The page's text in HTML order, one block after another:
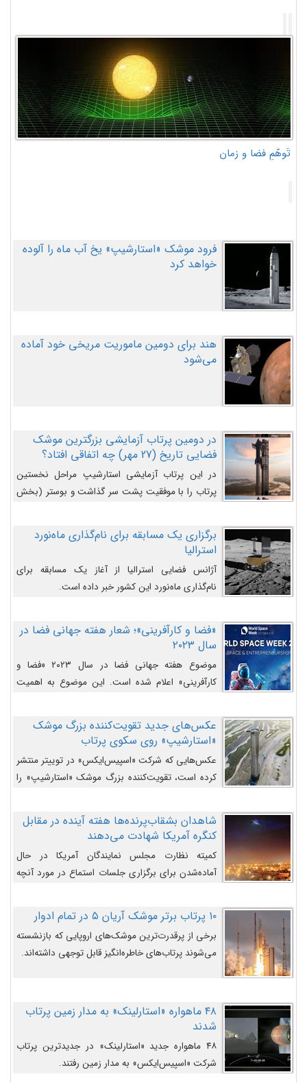
تَوهّمِ فضا و زمان
فرود موشک «استارشیپ» یخ آب ماه را آلوده
خواهد کرد
هند برای دومین ماموریت مریخی خود آماده
می‌شود
در دومین پرتاب آزمایشی بزرگترین موشک
فضایی تاریخ (27 مهر‌) چه اتفاقی افتاد؟
در این پرتاب آزمایشی استارشیپ مراحل نخستین
پرتاب را با موفقیت پشت سر گذاشت و بوستر (بخش
را وارد مسیر از پیش تعیین‌شده کند و سپس با یک
مکانیزم جدید با موفقیت از آن جدا شود. ‌
برگزاری یک مسابقه برای نام‌گذاری ماه‌نورد
استرالیا
آژانس فضایی استرالیا از آغاز یک مسابقه برای
نام‌گذاری ماه‌نورد این کشور خبر داده است.
«فضا و کارآفرینی»؛ شعار هفته جهانی فضا در
سال ۲۰۲۳
موضوع هفته جهانی فضا در سال ۲۰۲۳ «فضا و
کارآفرینی» اعلام شده است. این موضوع به اهمیت
روزافزون کارآفرینی در حوزه فضایی و مزایای جدیدی که
کارآفرینان این حوزه ایجاد می‌کنند، می‌پردازد.
عکس‌های جدید تقویت‌کننده بزرگ موشک
«استارشیپ» روی سکوی پرتاب
عکس‌هایی که شرکت «اسپیس‌ایکس» در توییتر منتشر
کرده است، تقویت‌کننده بزرگ موشک «استارشیپ» را
شاهدان بشقاب‌پرنده‌ها هفته آینده در مقابل
کنگره آمریکا شهادت می‌دهند
کمیته نظارت مجلس نمایندگان آمریکا در حال
آماده‌شدن برای برگزاری جلسات استماع در مورد آنچه
می‌دانند، است و قرار است افشاگران یوفوها هفته آینده
در مقابل آنها شهادت دهند.۱۰ پرتاب برتر موشک آریان ۵ در تمام ادوار
برخی از پرقدرت‌ترین موشک‌های اروپایی که بازنشسته
می‌شوند پرتاب‌های خاطره‌انگیز قابل توجهی داشته‌اند.
۴۸ ماهواره «استارلینک» به مدار زمین پرتاب
شدند
۴۸ ماهواره جدید «استارلینک» در جدیدترین پرتاب
شرکت «اسپیس‌ایکس» به مدار زمین رفتند.